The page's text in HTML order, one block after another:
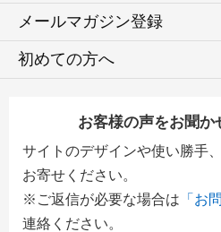
メールマガジン登録
初めての方へ
お客様の声をお聞か
サイトのデザインや使い勝手
お寄せください。
※ご返信が必要な場合は 「お
連絡ください。